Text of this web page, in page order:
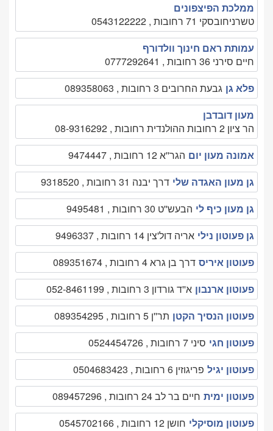
ממלכת הפיצפונים
טשרניחובסקי 71 רחובות , 0543122222
עמותת ראם חינוך וולדורף
חיים סירני 36 רחובות , 0777292641
פלא גן גבעת החרובים 3 רחובות , 089358063
מעון דובדבן
הר ציון 2 רחובות ההולנדית רחובות , 08-9316292
אמונה מעון יום הגר''א 12 רחובות , 9474447
גן מעון האגדה שלי דרך יבנה 31 רחובות , 9318520
גן מעון כיף לי הבעש''ט 30 רחובות , 9495481
גן פעוטון נילי אריה דול'צין 14 רחובות , 9496337
פעוטון איריס דרך בן גרא 4 רחובות , 089351674
פעוטון ארנבון א''ד גורדון 3 רחובות , 052-8461199
פעוטון הנסיך הקטן תר''ן 5 רחובות , 089354295
פעוטון חגי סיני 7 רחובות , 0524454726
פעוטון יגיל פריגוזין 6 רחובות , 0504683423
פעוטון ימית חיים בר לב 24 רחובות , 089457296
פעוטון מוסיקלי חושן 12 רחובות , 0545702166